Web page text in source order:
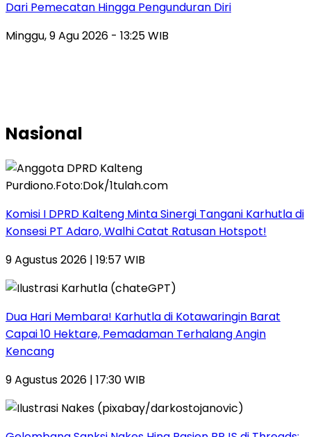
Dari Pemecatan Hingga Pengunduran Diri
Minggu, 9 Agu 2026 - 13:25 WIB
Nasional
Komisi I DPRD Kalteng Minta Sinergi Tangani Karhutla di
Konsesi PT Adaro, Walhi Catat Ratusan Hotspot!
9 Agustus 2026 | 19:57 WIB
Dua Hari Membara! Karhutla di Kotawaringin Barat
Capai 10 Hektare, Pemadaman Terhalang Angin
Kencang
9 Agustus 2026 | 17:30 WIB